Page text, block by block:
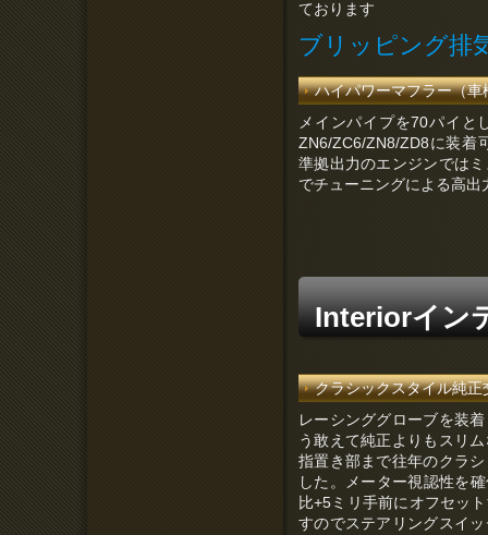
ております
ブリッピング排
ハイパワーマフラー（
メインパイプを70パイと
ZN6/ZC6/ZN8/ZD8に装着
準拠出力のエンジンでは
でチューニングによる高
Interiorイン
クラシックスタイル純
レーシンググローブを装
う敢えて純正よりもスリ
指置き部まで往年のクラ
した。メーター視認性を
比+5ミリ手前にオフセッ
すのでステアリングスイ